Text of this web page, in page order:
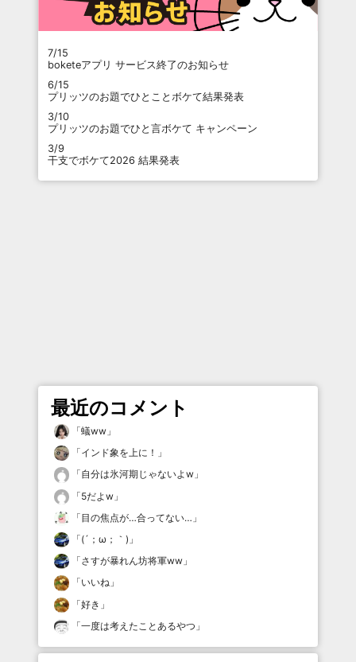
7/15
boketeアプリ サービス終了のお知らせ
6/15
プリッツのお題でひとことボケて結果発表
3/10
プリッツのお題でひと言ボケて キャンペーン
3/9
干支でボケて2026 結果発表
最近のコメント
「蟻ww 」
「インド象を上に！ 」
「自分は氷河期じゃないよw 」
「5だよw 」
「目の焦点が…合ってない… 」
「(´；ω；｀) 」
「さすが暴れん坊将軍ww 」
「いいね 」
「好き 」
「一度は考えたことあるやつ 」